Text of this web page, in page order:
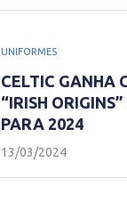
UNIFORMES
CELTIC GANHA
“IRISH
PARA 2024
13/03/2024